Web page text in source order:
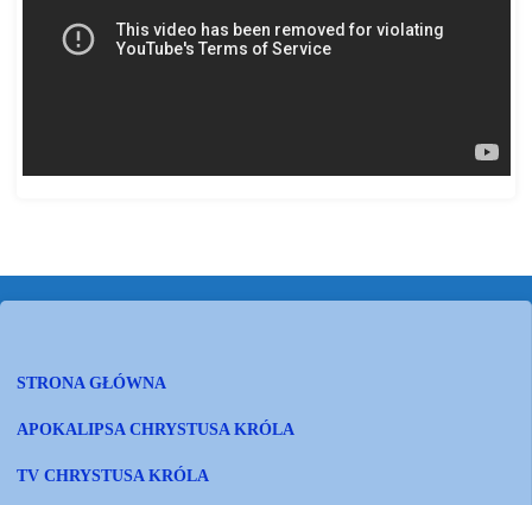
STRONA GŁÓWNA
APOKALIPSA CHRYSTUSA KRÓLA
TV CHRYSTUSA KRÓLA